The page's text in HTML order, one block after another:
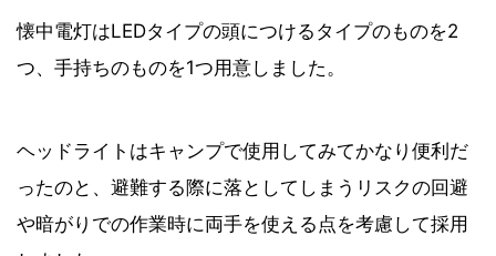
懐中電灯はLEDタイプの頭につけるタイプのものを2
つ、手持ちのものを1つ用意しました。
ヘッドライトはキャンプで使用してみてかなり便利だ
ったのと、避難する際に落としてしまうリスクの回避
や暗がりでの作業時に両手を使える点を考慮して採用